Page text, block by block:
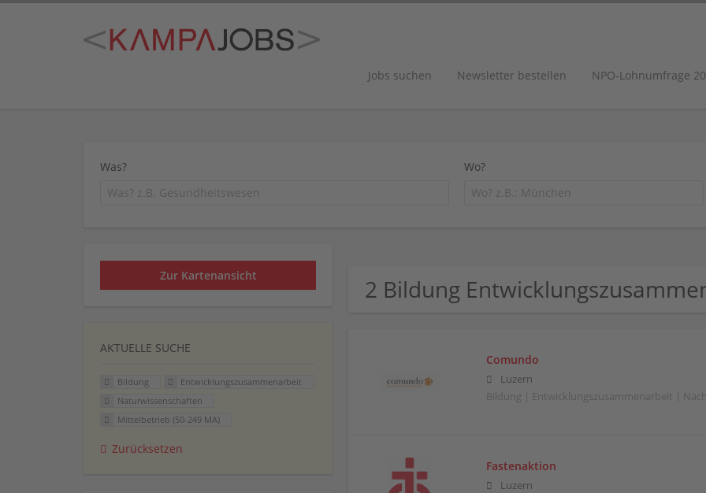
Jobs suchen Newsletter bestellen NPO-Lohnumfrage
Was? Wo?
2 Bildung
Comundo
Luzern
Bildung | Entwicklungszusammenarbeit |
Fastenaktion
Luzern
Zur Kartenansicht
AKTUELLE SUCHE
Bildung
Entwicklungszusammenarbeit
Naturwissenschaften
Mittelbetrieb (50-249 MA)
Zurücksetzen